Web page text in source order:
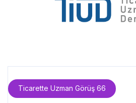
Ticarette Uzman Görüş 66